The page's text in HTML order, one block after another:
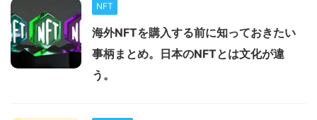
NFT
海外NFTを購入する前に知っておきたい
事柄まとめ。日本のNFTとは文化が違
う。